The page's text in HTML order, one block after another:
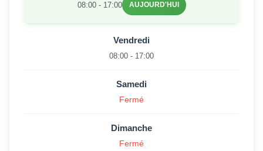
08:00 - 17:00 AUJOURD'HUI
Vendredi
08:00 - 17:00
Samedi
Fermé
Dimanche
Fermé